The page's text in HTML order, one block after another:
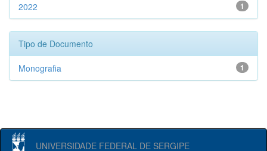
1
2022
Tipo de Documento
1
Monografia
UNIVERSIDADE FEDERAL DE SERGIPE